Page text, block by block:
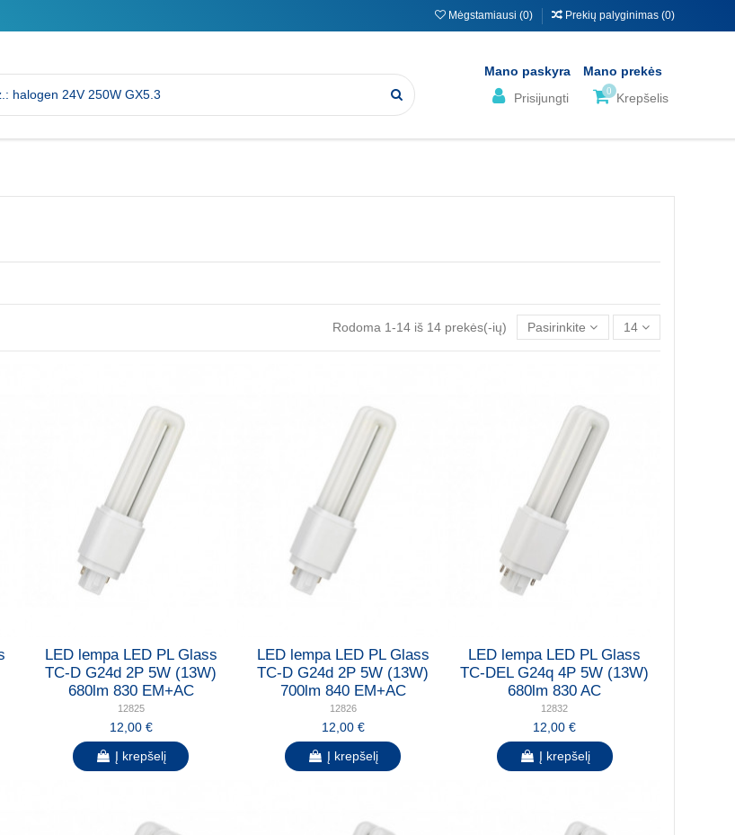
Mėgstamiausi (0) Prekių palyginimas (0)
Mano paskyra
Prisijungti
Mano prekės
0Krepšelis
Rodoma 1-14 iš 14 prekės(-ių) Pasirinkite 14
LED lempa LED PL Glass
TC-D G24d 2P 5W (13W)
680lm 830 EM+AC
12825
12,00 €
Į krepšelį
LED lempa LED PL Glass
TC-D G24d 2P 5W (13W)
700lm 840 EM+AC
12826
12,00 €
Į krepšelį
LED lempa LED PL Glass
TC-DEL G24q 4P 5W (13W)
680lm 830 AC
12832
12,00 €
Į krepšelį